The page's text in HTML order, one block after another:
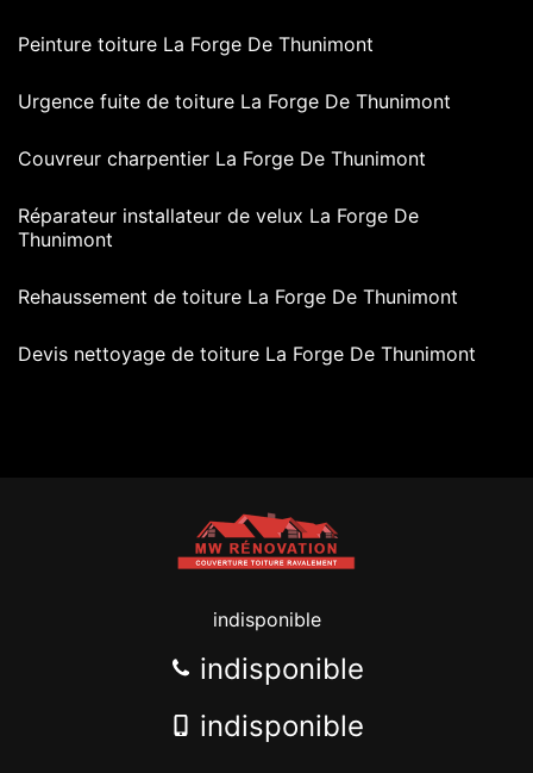
Peinture toiture La Forge De Thunimont
Urgence fuite de toiture La Forge De Thunimont
Couvreur charpentier La Forge De Thunimont
Réparateur installateur de velux La Forge De
Thunimont
Rehaussement de toiture La Forge De Thunimont
Devis nettoyage de toiture La Forge De Thunimont
indisponible
indisponible
indisponible